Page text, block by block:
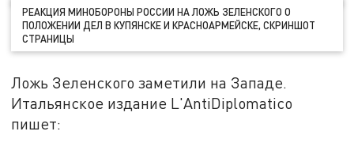
РЕАКЦИЯ МИНОБОРОНЫ РОССИИ НА ЛОЖЬ ЗЕЛЕНСКОГО О
ПОЛОЖЕНИИ ДЕЛ В КУПЯНСКЕ И КРАСНОАРМЕЙСКЕ, СКРИНШОТ
СТРАНИЦЫ
Ложь Зеленского заметили на Западе.
Итальянское издание L'AntiDiplomatico
пишет: